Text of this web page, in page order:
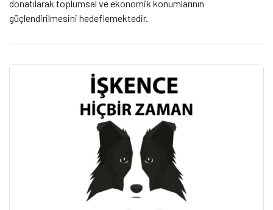
donatılarak toplumsal ve ekonomik konumlarının
güçlendirilmesini hedeflemektedir.